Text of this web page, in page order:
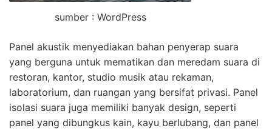
sumber : WordPress
Panel akustik menyediakan bahan penyerap suara
yang berguna untuk mematikan dan meredam suara di
restoran, kantor, studio musik atau rekaman,
laboratorium, dan ruangan yang bersifat privasi. Panel
isolasi suara juga memiliki banyak design, seperti
panel yang dibungkus kain, kayu berlubang, dan panel